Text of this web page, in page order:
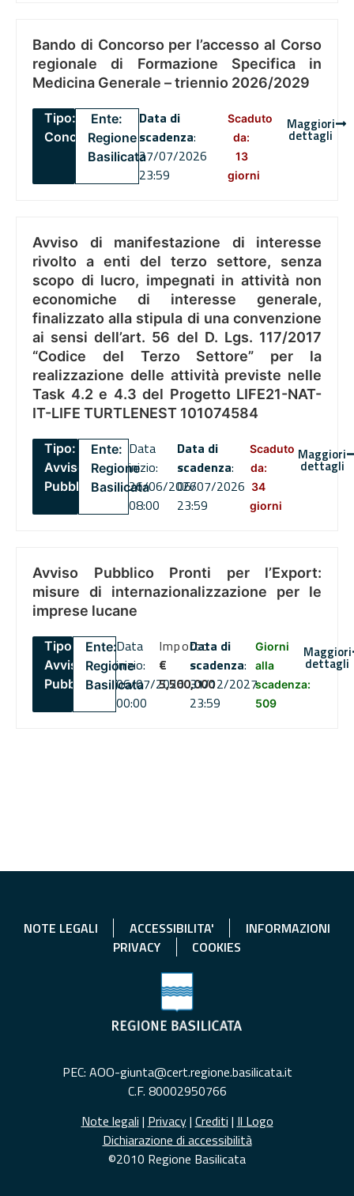
Bando di Concorso per l’accesso al Corso
regionale di Formazione Specifica in
Medicina Generale – triennio 2026/2029
Tipo:
Concorsi
Ente:
Regione
Basilicata
Data di
scadenza:
27/07/2026
23:59
Scaduto
da:
13
giorni
Maggiori
dettagli
Avviso di manifestazione di interesse
rivolto a enti del terzo settore, senza
scopo di lucro, impegnati in attività non
economiche di interesse generale,
finalizzato alla stipula di una convenzione
ai sensi dell’art. 56 del D. Lgs. 117/2017
“Codice del Terzo Settore” per la
realizzazione delle attività previste nelle
Task 4.2 e 4.3 del Progetto LIFE21-NAT-
IT-LIFE TURTLENEST 101074584
Tipo:
Avviso
Pubblico
Ente:
Regione
Basilicata
Data
inizio:
26/06/2026
08:00
Data di
scadenza:
06/07/2026
23:59
Scaduto
da:
34
giorni
Maggiori
dettagli
Avviso Pubblico Pronti per l’Export:
misure di internazionalizzazione per le
imprese lucane
Tipo:
Avviso
Pubblico
Ente:
Regione
Basilicata
Data
inizio:
06/07/2026
00:00
Importo
€
5,500,000
Data di
scadenza:
31/12/2027
23:59
Giorni
alla
scadenza:
509
Maggiori
dettagli
NOTE LEGALI ACCESSIBILITA'
INFORMAZIONI
PRIVACY
COOKIES
PEC: AOO-giunta@cert.regione.basilicata.it
C.F. 80002950766
Note legali | Privacy| Crediti | Il Logo
Dichiarazione di accessibilità
©2010 Regione Basilicata